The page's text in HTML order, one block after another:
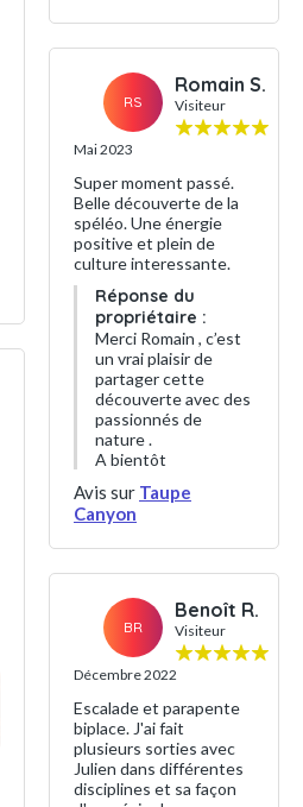
RS
Romain S.
Visiteur
Mai 2023
Super moment passé.
Belle découverte de la
spéléo. Une énergie
positive et plein de
culture interessante.
Réponse du
propriétaire :
Merci Romain , c’est
un vrai plaisir de
partager cette
découverte avec des
passionnés de
nature .
A bientôt
Avis sur Taupe
Canyon
BR
Benoît R.
Visiteur
Décembre 2022
Escalade et parapente
biplace. J'ai fait
plusieurs sorties avec
Julien dans différentes
disciplines et sa façon